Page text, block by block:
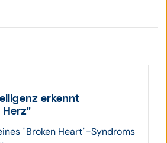
erkennt
Herz"
"Broken Heart"-Syndroms